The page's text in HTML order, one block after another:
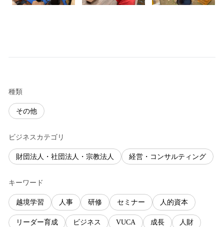
種類
その他
ビジネスカテゴリ
財団法人・社団法人・宗教法人 経営・コンサルティング
キーワード
越境学習 人事 研修 セミナー 人的資本
リーダー育成 ビジネス VUCA 成長 人財